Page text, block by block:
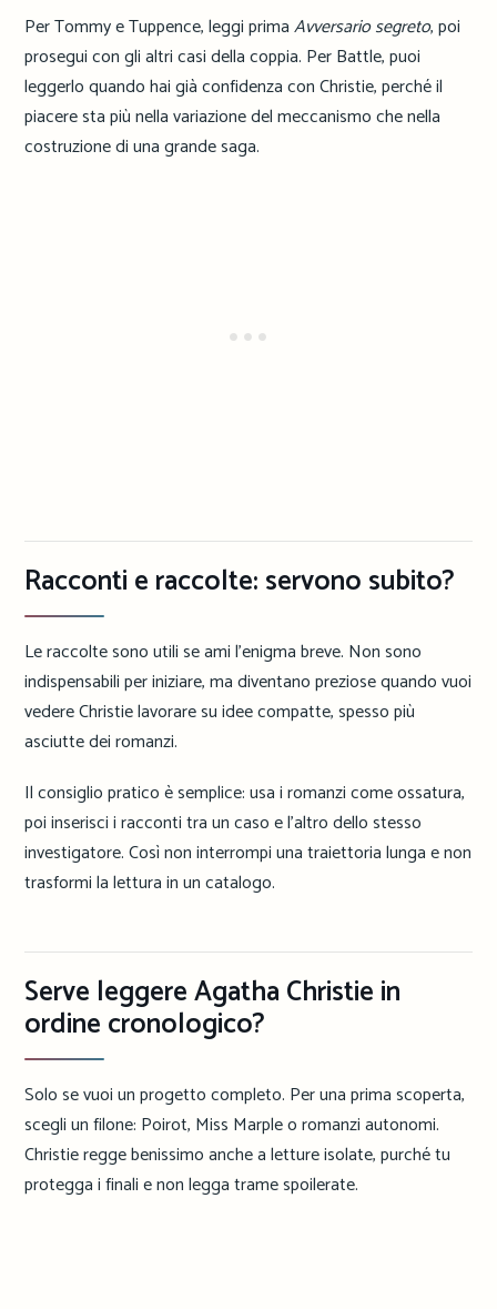
Per Tommy e Tuppence, leggi primaAvversario segreto, poi
prosegui con gli altri casi della coppia. Per Battle, puoi
leggerlo quando hai già confidenza con Christie, perché il
piacere sta più nella variazione del meccanismo che nella
costruzione di una grande saga.
Racconti e raccolte: servono subito?
Le raccolte sono utili se ami l’enigma breve. Non sono
indispensabili per iniziare, ma diventano preziose quando vuoi
vedere Christie lavorare su idee compatte, spesso più
asciutte dei romanzi.
Il consiglio pratico è semplice: usa i romanzi come ossatura,
poi inserisci i racconti tra un caso e l’altro dello stesso
investigatore. Così non interrompi una traiettoria lunga e non
trasformi la lettura in un catalogo.
Serve leggere Agatha Christie in
ordine cronologico?
Solo se vuoi un progetto completo. Per una prima scoperta,
scegli un filone: Poirot, Miss Marple o romanzi autonomi.
Christie regge benissimo anche a letture isolate, purché tu
protegga i finali e non legga trame spoilerate.